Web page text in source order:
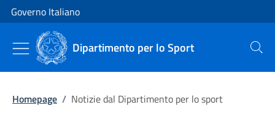
Vai al contenuto
Vai alla navigazione del sito
Governo Italiano
Dipartimento per lo Sport Cerca
Homepage / Notizie dal Dipartimento per lo sport